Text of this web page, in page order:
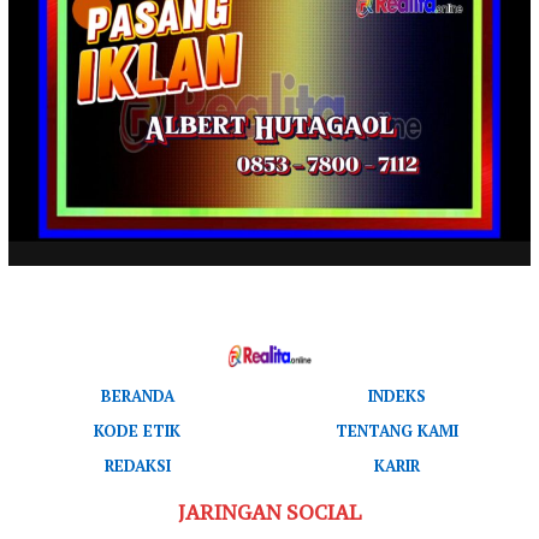
BERANDA
INDEKS
KODE ETIK
TENTANG KAMI
REDAKSI
KARIR
JARINGAN SOCIAL